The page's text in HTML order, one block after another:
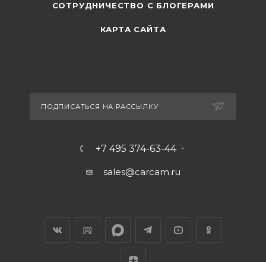
СОТРУДНИЧЕСТВО С БЛОГЕРАМИ
КАРТА САЙТА
ПОДПИСАТЬСЯ НА РАССЫЛКУ
+7 495 374-63-44
sales@carcam.ru